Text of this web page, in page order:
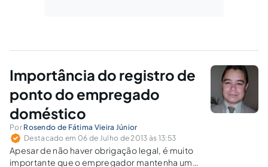
Importância do registro de
ponto do empregado
doméstico
Por Rosendo de Fátima Vieira Júnior
Destacado em 06 de Julho de 2013 às 13:53
Apesar de não haver obrigação legal, é muito
importante que o empregador mantenha um